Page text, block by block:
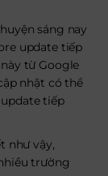
sáng nay
update tiếp
từ Google
nhật có thể
tiếp
như vậy,
trường